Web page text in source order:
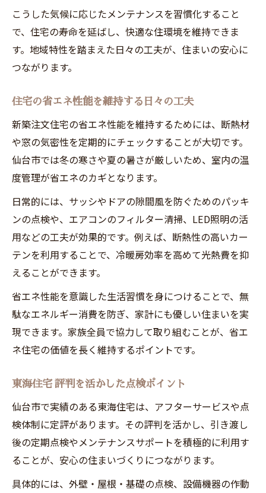
こうした気候に応じたメンテナンスを習慣化すること
で、住宅の寿命を延ばし、快適な住環境を維持できま
す。地域特性を踏まえた日々の工夫が、住まいの安心に
つながります。
住宅の省エネ性能を維持する日々の工夫
新築注文住宅の省エネ性能を維持するためには、断熱材
や窓の気密性を定期的にチェックすることが大切です。
仙台市では冬の寒さや夏の暑さが厳しいため、室内の温
度管理が省エネのカギとなります。
日常的には、サッシやドアの隙間風を防ぐためのパッキ
ンの点検や、エアコンのフィルター清掃、LED照明の活
用などの工夫が効果的です。例えば、断熱性の高いカー
テンを利用することで、冷暖房効率を高めて光熱費を抑
えることができます。
省エネ性能を意識した生活習慣を身につけることで、無
駄なエネルギー消費を防ぎ、家計にも優しい住まいを実
現できます。家族全員で協力して取り組むことが、省エ
ネ住宅の価値を長く維持するポイントです。
東海住宅 評判を活かした点検ポイント
仙台市で実績のある東海住宅は、アフターサービスや点
検体制に定評があります。その評判を活かし、引き渡し
後の定期点検やメンテナンスサポートを積極的に利用す
ることが、安心の住まいづくりにつながります。
具体的には、外壁・屋根・基礎の点検、設備機器の作動